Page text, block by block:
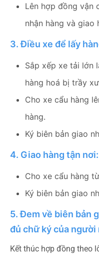
Lên hợp đồng vận
nhận hàng và giao
3. Điều xe để lấy
Sắp xếp xe tải lớn
hàng hoá bị trầy
Cho xe cẩu hàng
hàng.
Ký biên bản giao
4. Giao hàng tận nơi:
Cho xe cẩu hàng
Ký biên bản giao
5. Đem về biên bản
đủ chữ ký của người
Kết thúc hợp đồng theo